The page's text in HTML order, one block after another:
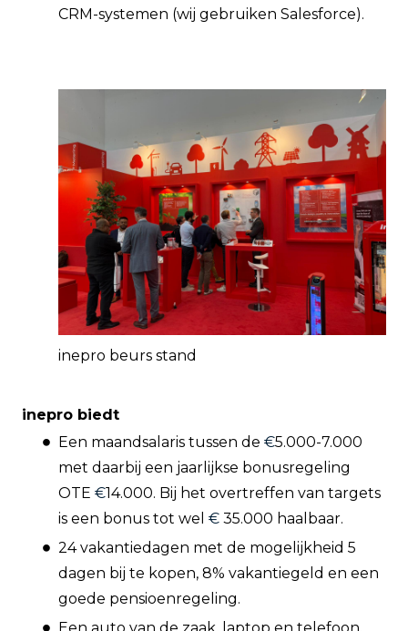
CRM-systemen (wij gebruiken Salesforce).
inepro beurs stand
inepro biedt
Een maandsalaris tussen de €5.000-7.000
met daarbij een jaarlijkse bonusregeling
OTE €14.000. Bij het overtreffen van targets
is een bonus tot wel € 35.000 haalbaar.
24 vakantiedagen met de mogelijkheid 5
dagen bij te kopen, 8% vakantiegeld en een
goede pensioenregeling.